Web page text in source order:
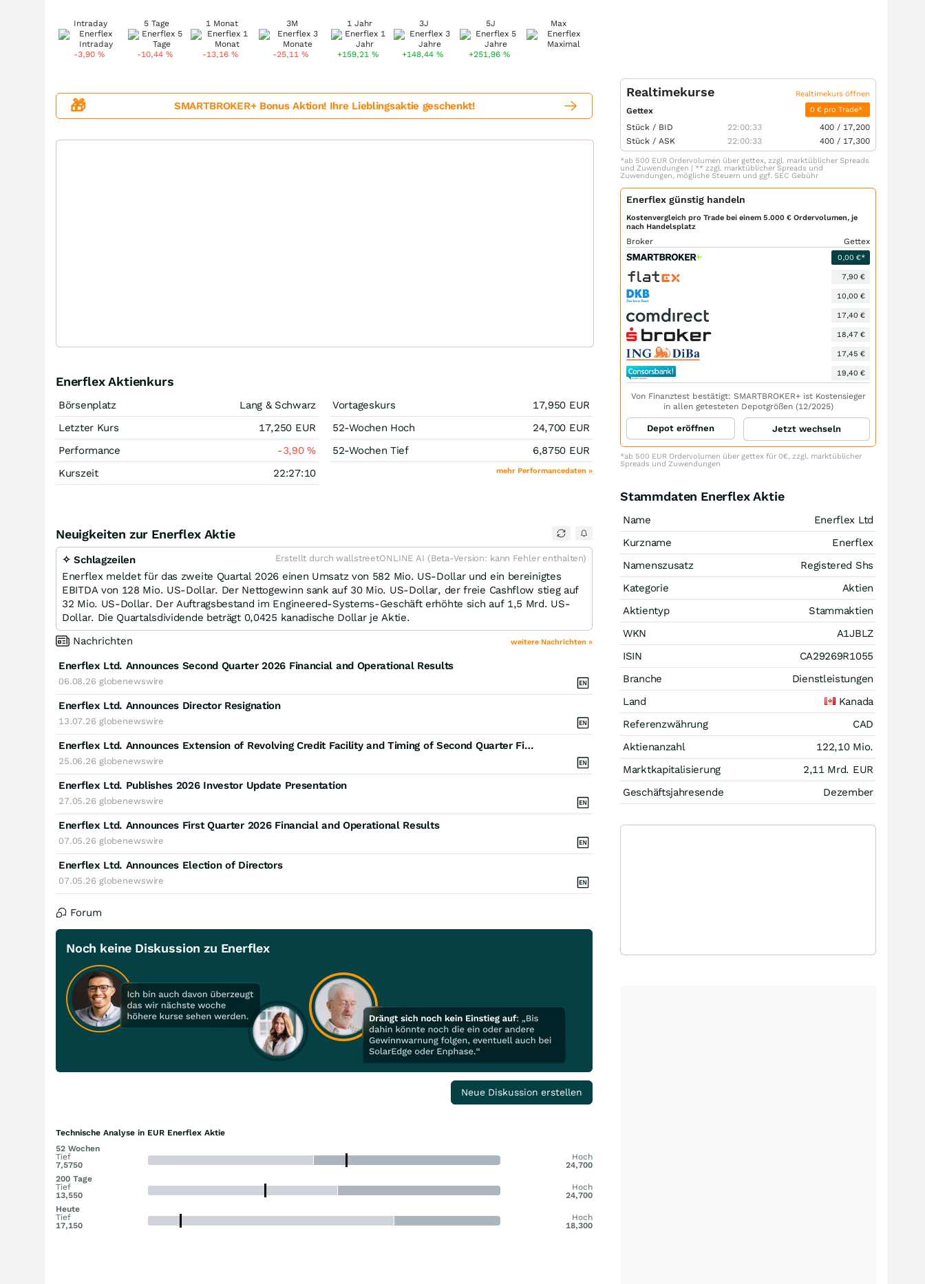
Intraday
-3,90 %
5 Tage
-10,44%
1 Monat
-13,16%
3M
-25,11%
1 Jahr
+159,21%
3J
+148,44%
5J
+251,96 %
Max
🎁 SMARTBROKER+ Bonus Aktion! Ihre Lieblingsaktie geschenkt!
Enerflex Aktienkurs
Börsenplatz
Lang & Schwarz
Letzter Kurs
17,250 EUR
Performance
-3,90%
Kurszeit
22:27:10
Vortageskurs 17,950 EUR
52-Wochen Hoch
24,700 EUR
52-Wochen Tief
6,8750 EUR
mehr Performancedaten »
Neuigkeiten zur Enerflex Aktie
✧ Schlagzeilen Erstellt durch wallstreetONLINE AI (Beta-Version: kann Fehler enthalten)
Enerflex meldet für das zweite Quartal 2026 einen Umsatz von 582 Mio. US-Dollar und ein bereinigtes
EBITDA von 128 Mio. US-Dollar. Der Nettogewinn sank auf 30 Mio. US-Dollar, der freie Cashflow stieg auf
32 Mio. US-Dollar. Der Auftragsbestand im Engineered-Systems-Geschäft erhöhte sich auf 1,5 Mrd. US-
Dollar. Die Quartalsdividende beträgt 0,0425 kanadische Dollar je Aktie.
Nachrichten
weitere Nachrichten »
Enerflex Ltd. Announces Second Quarter 2026 Financial and Operational Results
06.08.26 globenewswire
Enerflex Ltd. Announces Director Resignation
13.07.26 globenewswire
Enerflex Ltd. Announces Extension of Revolving Credit Facility and Timing of Second Quarter Financial and Operational Results
25.06.26 globenewswire
Enerflex Ltd. Publishes 2026 Investor Update Presentation
27.05.26 globenewswire
Enerflex Ltd. Announces First Quarter 2026 Financial and Operational Results
07.05.26 globenewswire
Enerflex Ltd. Announces Election of Directors
07.05.26 globenewswire
Forum
Noch keine Diskussion zu Enerflex
Neue Diskussion erstellen
Technische Analyse in EUR Enerflex Aktie
52 Wochen
Tief
7,5750
Hoch
24,700
200 Tage
Tief
13,550
Hoch
24,700
Heute
Tief
17,150
Hoch
18,300
Realtimekurse Realtimekurs öffnen
Gettex 0 € pro Trade*
Stück / BID 22:00:33 400 / 17,200
Stück / ASK 22:00:33 400 / 17,300
*ab 500 EUR Ordervolumen über gettex, zzgl. marktüblicher Spreads
und Zuwendungen | ** zzgl. marktüblicher Spreads und
Zuwendungen, mögliche Steuern und ggf. SEC Gebühr
Enerflex günstig handeln
Kostenvergleich pro Trade bei einem 5.000 € Ordervolumen, je
nach Handelsplatz
Broker Gettex
0,00 €*
7,90 €
10,00 €
17,40 €
18,47 €
17,45 €
19,40 €
Von Finanztest bestätigt: SMARTBROKER+ ist Kostensieger
in allen getesteten Depotgrößen (12/2025)
Depot eröffnen Jetzt wechseln
*ab 500 EUR Ordervolumen über gettex für 0€, zzgl. marktüblicher
Spreads und Zuwendungen
Stammdaten Enerflex Aktie
Name
Enerflex Ltd
Kurzname
Enerflex
Namenszusatz
Registered Shs
Kategorie
Aktien
Aktientyp
Stammaktien
WKN
A1JBLZ
ISIN
CA29269R1055
Branche
Dienstleistungen
Land
Kanada
Referenzwährung
CAD
Aktienanzahl
122,10 Mio.
Marktkapitalisierung
2,11 Mrd. EUR
Geschäftsjahresende
Dezember